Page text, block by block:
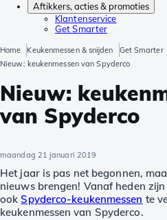
Aftikkers, acties & promoties
Klantenservice
Get Smarter
Home Keukenmessen & snijden Get Smarter
Nieuw: keukenmessen van Spyderco
Nieuw:
van Spyderco
maandag 21 januari 2019
Het jaar is pas net begonnen,
nieuws brengen! Vanaf heden
ookSpyderco-keukenmessen te
keukenmessen van Spyderco.